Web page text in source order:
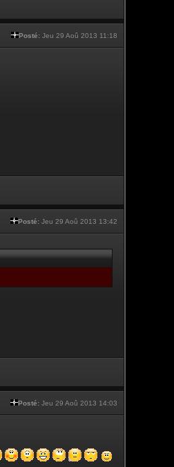
Posté: Jeu 29 Aoû 2013 11:18
Posté: Jeu 29 Aoû 2013 13:42
Posté: Jeu 29 Aoû 2013 14:03